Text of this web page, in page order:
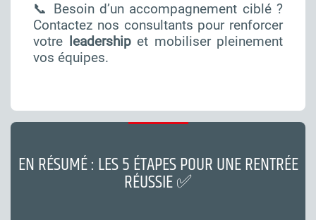
📞 Besoin d’un accompagnement ciblé ?
Contactez nos consultants pour renforcer
votre leadership et mobiliser pleinement
vos équipes.
EN RÉSUMÉ : LES 5 ÉTAPES POUR UNE RENTRÉE
RÉUSSIE ✅